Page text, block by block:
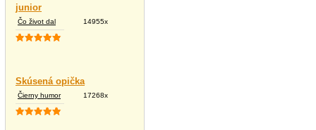
junior
Čo život dal 14955x
Skúsená opička
Čierny humor 17268x